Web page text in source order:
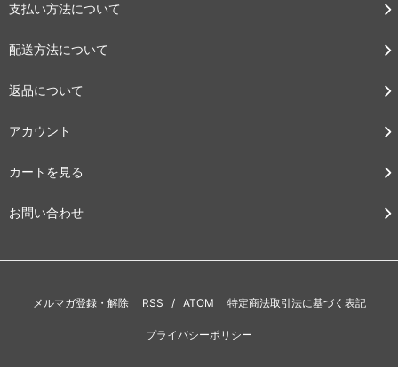
支払い方法について
配送方法について
返品について
アカウント
カートを見る
お問い合わせ
メルマガ登録・解除 RSS / ATOM 特定商法取引法に基づく表記
プライバシーポリシー